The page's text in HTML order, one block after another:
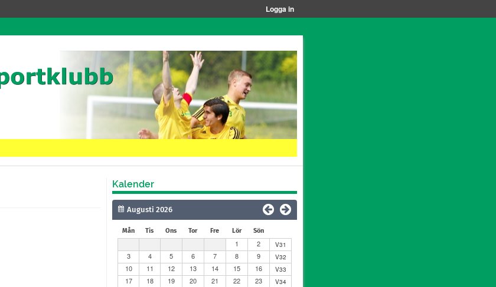
Logga in
Kalender
Mån Tis Ons Tor Fre Lör Sön
1 2 V31
3 4 5 6 7 8 9 V32
10 11 12 13 14 15 16 V33
17 18 19 20 21 22 23 V34